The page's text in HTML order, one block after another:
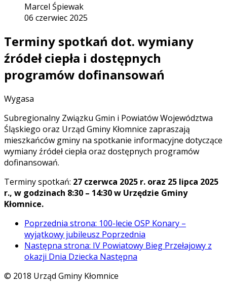
Marcel Śpiewak
06 czerwiec 2025
Terminy spotkań dot. wymiany
źródeł ciepła i dostępnych
programów dofinansowań
Wygasa
Subregionalny Związku Gmin i Powiatów Województwa
Śląskiego oraz Urząd Gminy Kłomnice zapraszają
mieszkańców gminy na spotkanie informacyjne dotyczące
wymiany źródeł ciepła oraz dostępnych programów
dofinansowań.
Terminy spotkań: 27 czerwca 2025 r. oraz 25 lipca 2025
r., w godzinach 8:30 – 14:30 w Urzędzie Gminy
Kłomnice.
Poprzednia strona: 100-lecie OSP Konary –
wyjątkowy jubileusz Poprzednia
Następna strona: IV Powiatowy Bieg Przełajowy z
okazji Dnia Dziecka Następna
© 2018 Urząd Gminy Kłomnice